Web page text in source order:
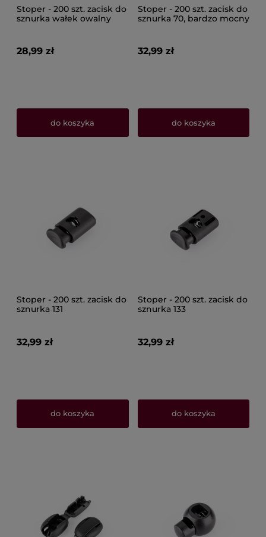
Stoper - 200 szt. zacisk do
sznurka wałek owalny
28,99 zł
do koszyka
Stoper - 200 szt. zacisk do
sznurka 70, bardzo mocny
32,99 zł
do koszyka
Stoper - 200 szt. zacisk do
sznurka 131
32,99 zł
do koszyka
Stoper - 200 szt. zacisk do
sznurka 133
32,99 zł
do koszyka